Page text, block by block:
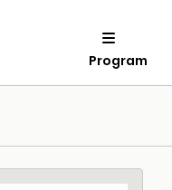
Program